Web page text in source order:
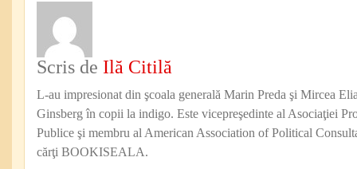
Scris de Ilă Citilă
L-au impresionat din şcoala generală Marin Preda şi Mircea
Ginsberg în copii la indigo. Este vicepreşedinte al Asociaţiei
Publice şi membru al American Association of Political
cărţi BOOKISEALA.